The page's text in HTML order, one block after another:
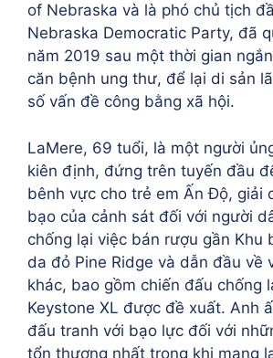
of Nebraska và là phó chủ tịch
Nebraska Democratic Party, đã
năm 2019 sau một thời gian
căn bệnh ung thư, để lại di sản
số vấn đề công bằng xã hội.
LaMere, 69 tuổi, là một người
kiên định, đứng trên tuyến đầu
bênh vực cho trẻ em Ấn Độ, giải
bạo của cảnh sát đối với người
chống lại việc bán rượu gần Khu
da đỏ Pine Ridge và dẫn đầu về
khác, bao gồm chiến đấu chống
Keystone XL được đề xuất. Anh
đấu tranh với bạo lực đối với
tổn thương nhất trong khi mang